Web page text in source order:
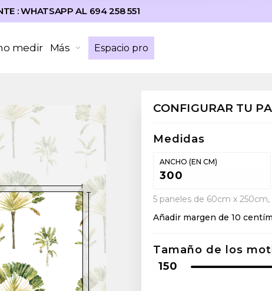
: WHATSAPP AL 694 258 551
medir Más Espacio pro
CONFIGURAR TU
Medidas
ANCHO (EN CM)
5 paneles de 60cm x 250cm,
Añadir margen de 10
Tamaño de los